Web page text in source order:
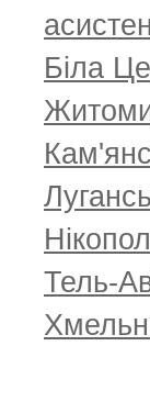
Біла
Тель-